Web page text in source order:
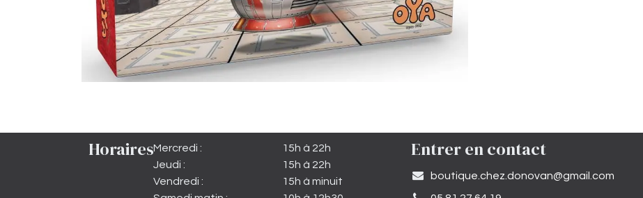
HorairesMercredi :
Jeudi :
Vendredi :
15h à 22h
15h à 22h
15h à minuit
Entrer en contact
​boutique.chez.donovan@gmail.com​